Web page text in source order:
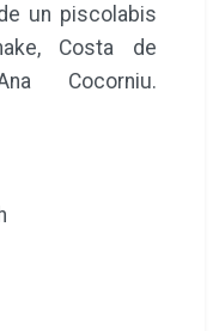
un piscolabis
Costa de
Cocorniu.